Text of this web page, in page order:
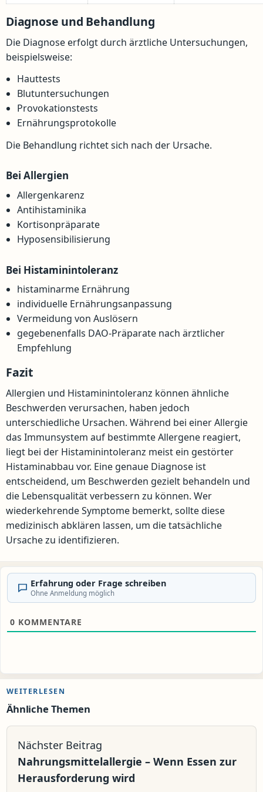
Diagnose und Behandlung
Die Diagnose erfolgt durch ärztliche Untersuchungen,
beispielsweise:
Hauttests
Blutuntersuchungen
Provokationstests
Ernährungsprotokolle
Die Behandlung richtet sich nach der Ursache.
Bei Allergien
Allergenkarenz
Antihistaminika
Kortisonpräparate
Hyposensibilisierung
Bei Histaminintoleranz
histaminarme Ernährung
individuelle Ernährungsanpassung
Vermeidung von Auslösern
gegebenenfalls DAO-Präparate nach ärztlicher
Empfehlung
Fazit
Allergien und Histaminintoleranz können ähnliche
Beschwerden verursachen, haben jedoch
unterschiedliche Ursachen. Während bei einer Allergie
das Immunsystem auf bestimmte Allergene reagiert,
liegt bei der Histaminintoleranz meist ein gestörter
Histaminabbau vor. Eine genaue Diagnose ist
entscheidend, um Beschwerden gezielt behandeln und
die Lebensqualität verbessern zu können. Wer
wiederkehrende Symptome bemerkt, sollte diese
medizinisch abklären lassen, um die tatsächliche
Ursache zu identifizieren.
Erfahrung oder Frage schreiben
Ohne Anmeldung möglich
0 KOMMENTARE
WEITERLESEN
Ähnliche Themen
Nächster Beitrag
Nahrungsmittelallergie – Wenn Essen zur
Herausforderung wird